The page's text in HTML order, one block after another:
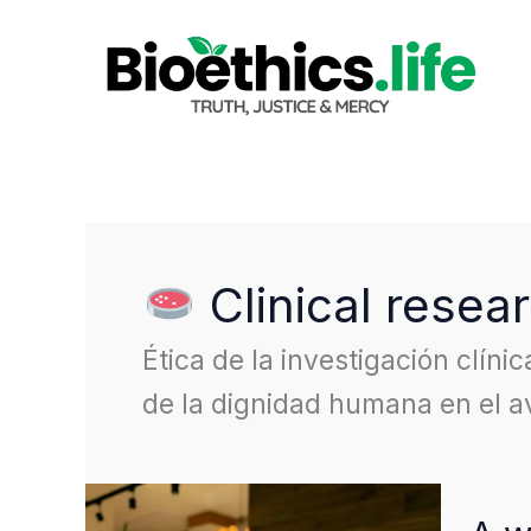
Clinical
Ética de la investigación
de la dignidad humana en el